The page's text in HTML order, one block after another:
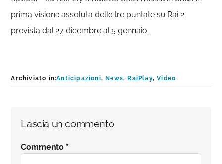
prima visione assoluta delle tre puntate su Rai 2
prevista dal 27 dicembre al 5 gennaio.
Archiviato in:Anticipazioni,News,RaiPlay,Video
Interazioni
del
Lascia un commento
Commento *